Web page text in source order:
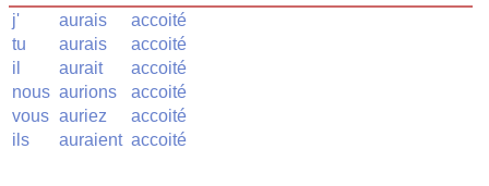
j' aurais
accoité
tu
aurais
accoité
il
aurait
accoité
nous aurions
accoité
vous auriez
accoité
ils
auraient accoité